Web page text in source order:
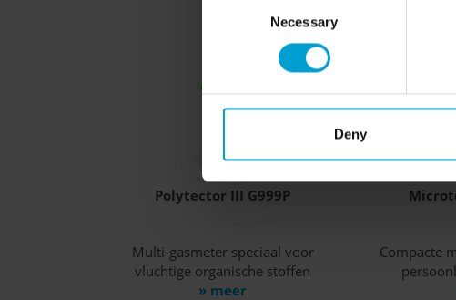
Necessary
Deny
Polytector III G999P
Multi-gasmeter speciaal voor
vluchtige organische stoffen
» meer
Compacte